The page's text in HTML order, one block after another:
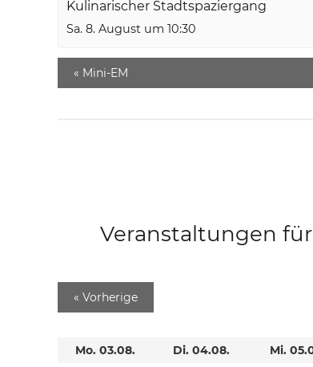
Kulinarischer Stadtspaziergang
Sa. 8. August um 10:30
« Mini-EM
Veranstaltungen
« Vorherige
Mo. 03.08.
Di. 04.08.
Mi.